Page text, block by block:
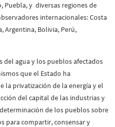
Puebla, y diversas regiones de
internacionales: Costa
Argentina, Bolivia, Perú,
del agua y los pueblos afectados
que el Estado ha
la privatización de la energía y el
del capital de las industrias y
de los pueblos sobre
para compartir, consensar y